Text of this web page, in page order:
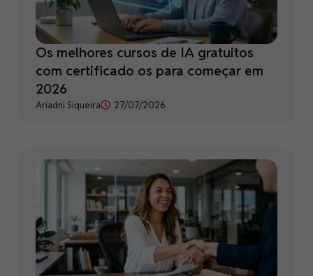
Os melhores cursos de IA gratuitos
com certificado os para começar em
2026
Ariadni Siqueira 27/07/2026